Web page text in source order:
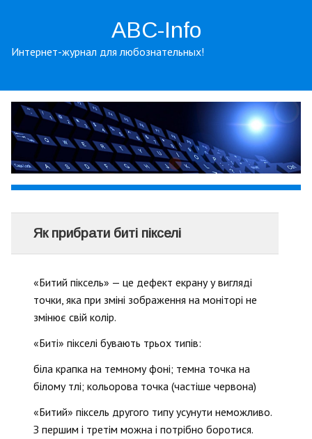
ABC-Info
Интернет-журнал для любознательных!
Як прибрати биті пікселі
«Битий піксель» — це дефект екрану у вигляді
точки, яка при зміні зображення на моніторі не
змінює свій колір.
«Биті» пікселі бувають трьох типів:
біла крапка на темному фоні; темна точка на
білому тлі; кольорова точка (частіше червона)
«Битий» піксель другого типу усунути неможливо.
З першим і третім можна і потрібно боротися.